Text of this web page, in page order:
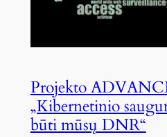
Projekto
„Kibernetinio
būti mūsų DNR“